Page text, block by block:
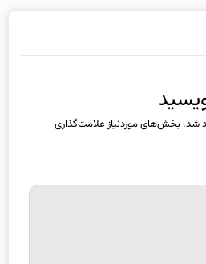
شد.بخش‌های موردنیاز علامت‌گذاری